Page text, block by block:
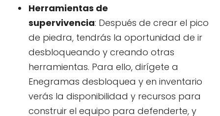
Herramientas de
supervivencia: Después de crear el pico
de piedra, tendrás la oportunidad de ir
desbloqueando y creando otras
herramientas. Para ello, dirígete a
Enegramas desbloquea y en inventario
verás la disponibilidad y recursos para
construir el equipo para defenderte, y